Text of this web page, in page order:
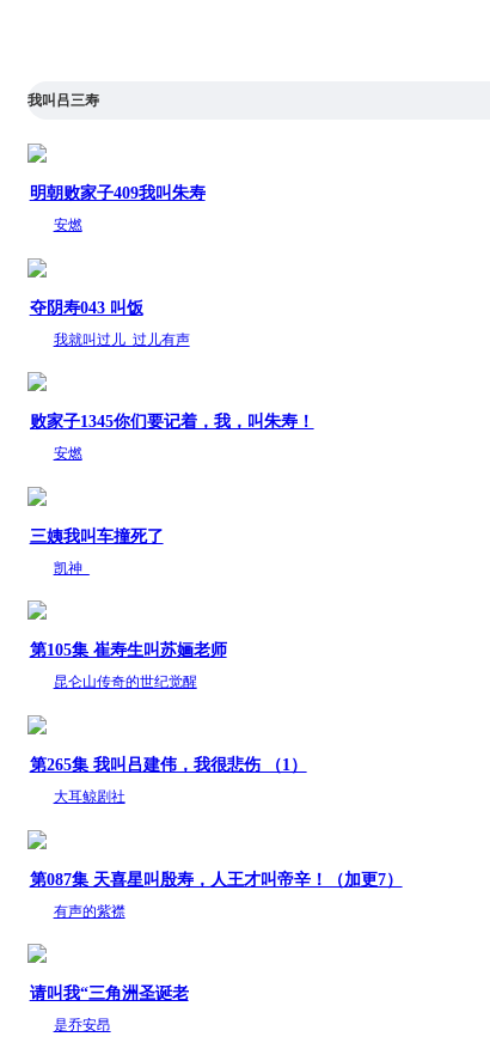
我叫吕三寿
明朝败家子409我叫朱寿
安燃
夺阴寿043 叫饭
我就叫过儿_过儿有声
败家子1345你们要记着，我，叫朱寿！
安燃
三姨我叫车撞死了
凯神_
第105集 崔寿生叫苏婳老师
昆仑山传奇的世纪觉醒
第265集 我叫吕建伟，我很悲伤 （1）
大耳鲸剧社
第087集 天喜星叫殷寿，人王才叫帝辛！（加更7）
有声的紫襟
请叫我“三角洲圣诞老
是乔安昂